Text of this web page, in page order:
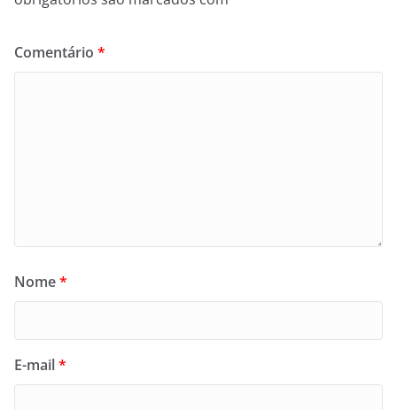
Comentário *
Nome*
E-mail*